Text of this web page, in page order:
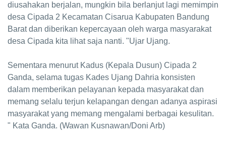
diusahakan berjalan, mungkin bila berlanjut lagi memimpin
desa Cipada 2 Kecamatan Cisarua Kabupaten Bandung
Barat dan diberikan kepercayaan oleh warga masyarakat
desa Cipada kita lihat saja nanti. "Ujar Ujang.
Sementara menurut Kadus (Kepala Dusun) Cipada 2
Ganda, selama tugas Kades Ujang Dahria konsisten
dalam memberikan pelayanan kepada masyarakat dan
memang selalu terjun kelapangan dengan adanya aspirasi
masyarakat yang memang mengalami berbagai kesulitan.
" Kata Ganda. (Wawan Kusnawan/Doni Arb)